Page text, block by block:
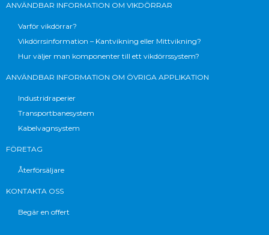
ANVÄNDBAR INFORMATION OM VIKDÖRRAR
Varför vikdörrar?
Vikdörrsinformation – Kantvikning eller Mittvikning?
Hur väljer man komponenter till ett vikdörrssystem?
ANVÄNDBAR INFORMATION OM ÖVRIGA APPLIKATION
Industridraperier
Transportbanesystem
Kabelvagnsystem
FÖRETAG
Återförsäljare
KONTAKTA OSS
Begär en offert